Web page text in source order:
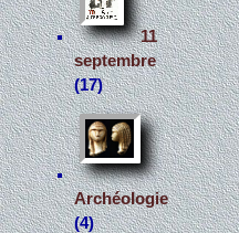
11
septembre
(17)
Archéologie
(4)